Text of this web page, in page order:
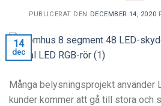
PUBLICERAT DEN DECEMBER 14, 2020
14
dec
Många belysningsprojekt använder
kunder kommer att gå till stora och